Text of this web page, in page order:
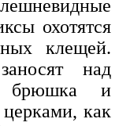
охотятся
клещей.
над
брюшка и
как